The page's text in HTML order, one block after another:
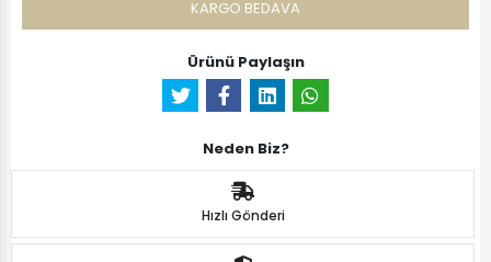
KARGO BEDAVA
Ürünü Paylaşın
Neden Biz?
Hızlı Gönderi